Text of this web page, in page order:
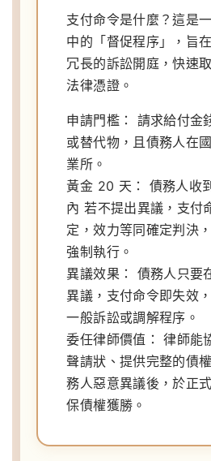
支付命令是什麼？這是
中的「督促程序」，旨
冗長的訴訟開庭，快速
法律憑證。
申請門檻：
請求給付金
或替代物，且債務人在
業所。
黃金 20 天：
債務人收
內 若不提出異議，支付
定，效力等同確定判決
強制執行。
異議效果：
債務人只要
異議，支付命令即失效
一般訴訟或調解程序。
委任律師價值： 律師能
聲請狀、提供完整的債
務人惡意異議後，於正
保債權獲勝。